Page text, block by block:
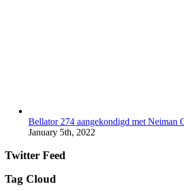
Bellator 274 aangekondigd met Neiman
January 5th, 2022
Twitter Feed
Tag Cloud